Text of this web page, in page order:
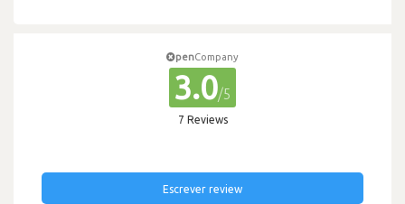
penCompany
3.0/5
7 Reviews
Escrever review